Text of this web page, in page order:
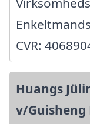
CVR:
Huangs
v/Guisheng